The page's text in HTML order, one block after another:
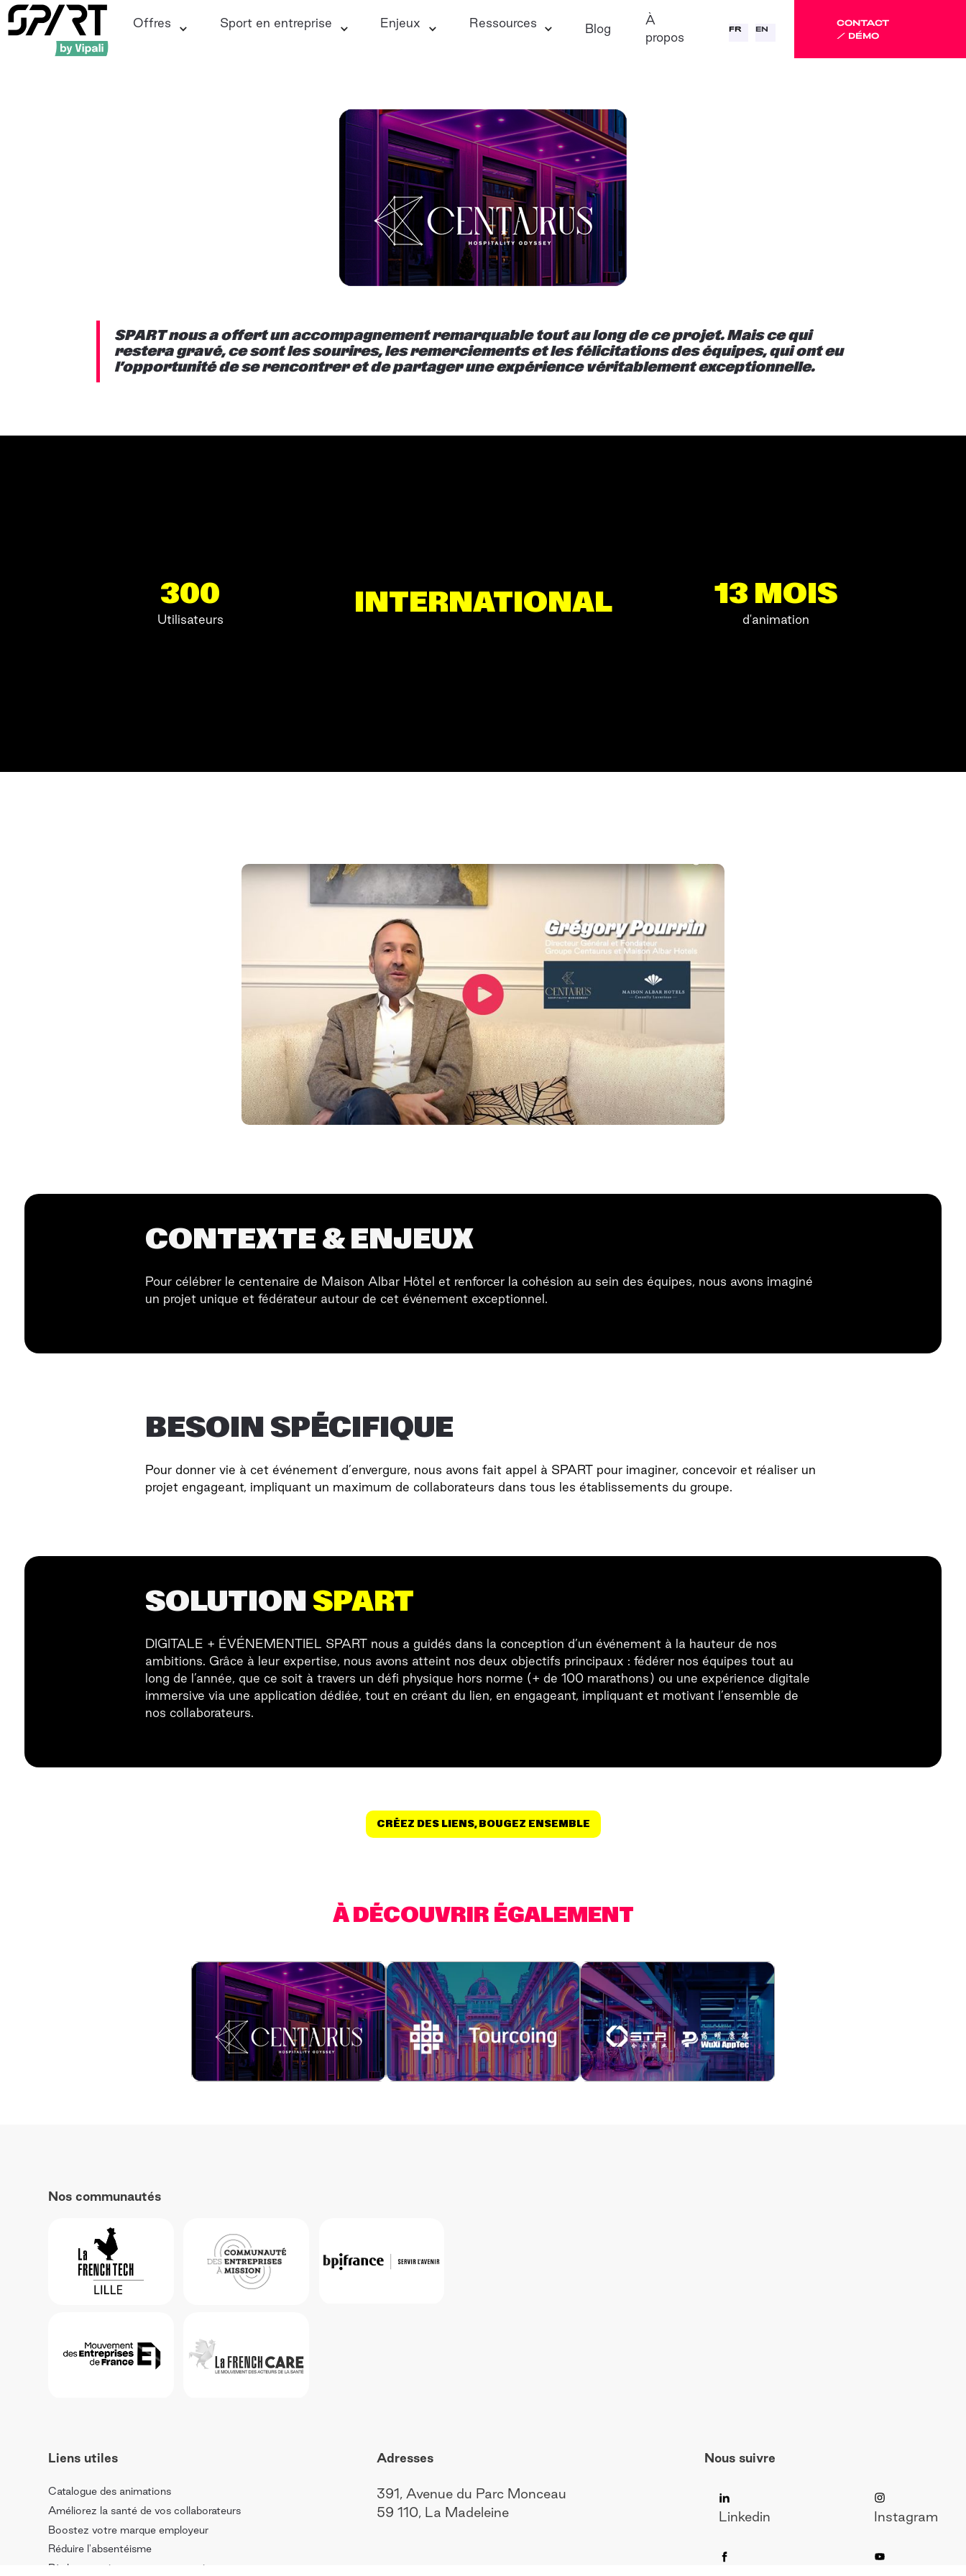
Offres Sport en entreprise Enjeux Ressources Blog
À
propos
FR EN
CONTACT
/ DÉMO
SPART nous a offert un accompagnement remarquable tout au long de ce projet. Mais ce qui
restera gravé, ce sont les sourires, les remerciements et les félicitations des équipes, qui ont eu
l’opportunité de se rencontrer et de partager une expérience véritablement exceptionnelle.
300
Utilisateurs INTERNATIONAL 13 MOIS
d'animation
CONTEXTE & ENJEUX
Pour célébrer le centenaire de Maison Albar Hôtel et renforcer la cohésion au sein des équipes, nous avons imaginé
un projet unique et fédérateur autour de cet événement exceptionnel.
BESOIN SPÉCIFIQUE
Pour donner vie à cet événement d’envergure, nous avons fait appel à SPART pour imaginer, concevoir et réaliser un
projet engageant, impliquant un maximum de collaborateurs dans tous les établissements du groupe.
SOLUTIONSPART
DIGITALE + ÉVÉNEMENTIEL SPART nous a guidés dans la conception d’un événement à la hauteur de nos
ambitions. Grâce à leur expertise, nous avons atteint nos deux objectifs principaux : fédérer nos équipes tout au
long de l’année, que ce soit à travers un défi physique hors norme (+ de 100 marathons) ou une expérience digitale
immersive via une application dédiée, tout en créant du lien, en engageant, impliquant et motivant l’ensemble de
nos collaborateurs.
CRÉEZ DES LIENS, BOUGEZ ENSEMBLE
À DÉCOUVRIR ÉGALEMENT
Nos communautés
Liens utiles
Catalogue des animations
Améliorez la santé de vos collaborateurs
Boostez votre marque employeur
Réduire l'absentéisme
Règlementation sport en entreprise
Adresses
391, Avenue du Parc Monceau
59 110, La Madeleine
Nous suivre
Linkedin Instagram